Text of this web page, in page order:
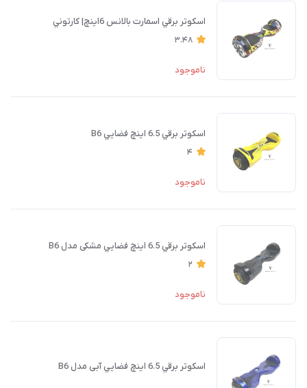
اسكوتر برقي اسمارت بالانس 6اينچ| كارتوني
3.48
ناموجود
اسكوتر برقي 6.5 اينچ فضايي B6
4
ناموجود
اسكوتر برقي 6.5 اينچ فضايي مشکی مدل B6
2
ناموجود
اسكوتر برقي 6.5 اينچ فضايي آبی مدل B6